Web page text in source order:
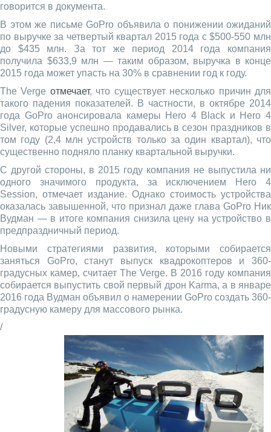
говорится в документа.
В этом же письме GoPro объявила о понижении ожиданий
по выручке за четвертый квартал 2015 года с $500-550 млн
до $435 млн. За тот же период 2014 года компания
получила $633,9 млн — таким образом, выручка в конце
2015 года может упасть на 30% в сравнении год к году.
The Verge отмечает, что существует несколько причин для
такого падения показателей. В частности, в октябре 2014
года GoPro анонсировала камеры Hero 4 Black и Hero 4
Silver, которые успешно продавались в сезон праздников в
том году (2,4 млн устройств только за один квартал), что
существенно подняло планку квартальной выручки.
С другой стороны, в 2015 году компания не выпустила ни
одного значимого продукта, за исключением Hero 4
Session, отмечает издание. Однако стоимость устройства
оказалась завышенной, что признал даже глава GoPro Ник
Вудман — в итоге компания снизила цену на устройство в
предпраздничный период.
Новыми стратегиями развития, которыми собирается
заняться GoPro, станут выпуск квадрокоптеров и 360-
градусных камер, считает The Verge. В 2016 году компания
собирается выпустить свой первый дрон Karma, а в январе
2016 года Вудман объявил о намерении GoPro создать 360-
градусную камеру для массового рынка.
/